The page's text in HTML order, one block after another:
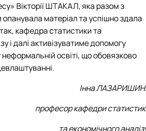
Вікторії ШТАКАЛ, яка разом з
матеріал та успішно здала
кафедра статистики та
і далі активізуватиме допомогу
освіті, що обовязково
Інна
професоркафедри
та економічного